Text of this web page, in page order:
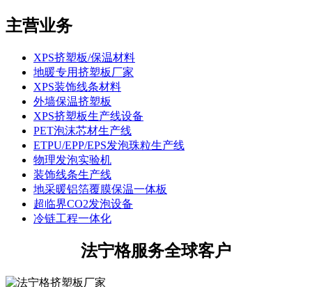
主营业务
XPS挤塑板/保温材料
地暖专用挤塑板厂家
XPS装饰线条材料
外墙保温挤塑板
XPS挤塑板生产线设备
PET泡沫芯材生产线
ETPU/EPP/EPS发泡珠粒生产线
物理发泡实验机
装饰线条生产线
地采暖铝箔覆膜保温一体板
超临界CO2发泡设备
冷链工程一体化
法宁格服务全球客户